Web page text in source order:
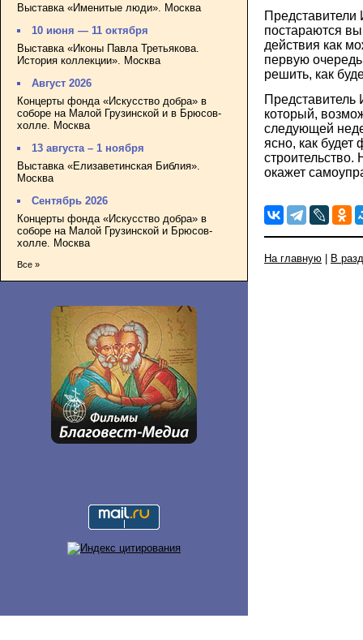
Выставка «Именитые люди». Москва
10 июня — 11 октября
Выставка «Иконы Павла Третьякова.
История коллекции». Москва
Август 2026
Концерты фонда «Искусство добра» в
соборе на Малой Грузинской и в Брюсов-
холле. Москва
13 августа – 1 ноября
Выставка «Елизаветинская Библия».
Москва
Сентябрь 2026
Концерты фонда «Искусство добра» в
соборе на Малой Грузинской и Брюсов-
холле. Москва
Все »
постараются
действия как
первую
решить, как
который,
следующей
ясно, как будет
строительство.
окажет
На главную | В